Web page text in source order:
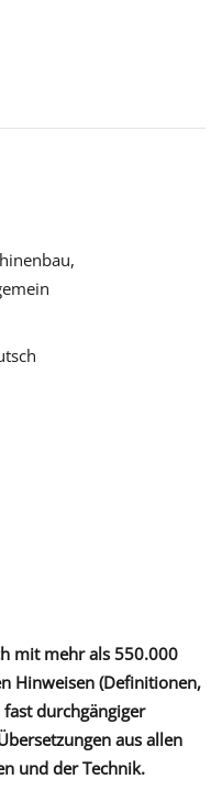
mit mehr als 550.000
Hinweisen (Definitionen,
durchgängiger
aus allen
und der Technik.